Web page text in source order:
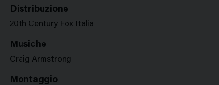
Distribuzione
20th Century Fox Italia
Musiche
Craig Armstrong
Montaggio